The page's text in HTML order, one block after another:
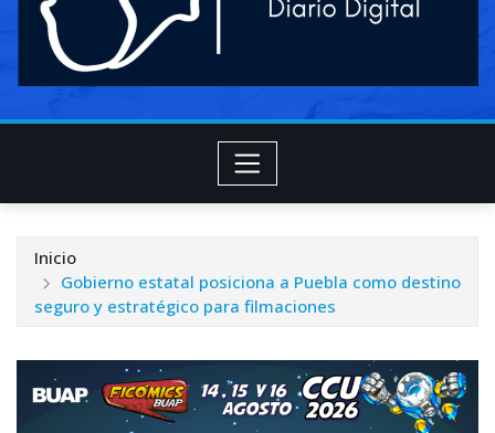
Inicio
Gobierno estatal posiciona a Puebla como destino
seguro y estratégico para filmaciones